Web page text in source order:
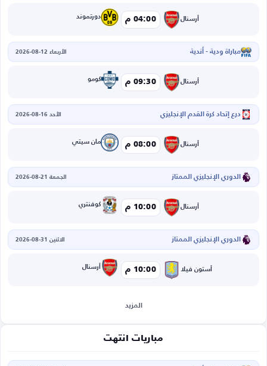
أرسنال 04:00 م دورتموند
مباراة ودية - أندية الأربعاء 12-08-2026
أرسنال 09:30 م كومو
درع إتحاد كرة القدم الإنجليزي الأحد 16-08-2026
أرسنال 08:00 م مان سيتي
الدوري الإنجليزي الممتاز الجمعة 21-08-2026
أرسنال 10:00 م كوفنتري
الدوري الإنجليزي الممتاز الاثنين 31-08-2026
أستون فيلا 10:00 م أرسنال
المزيد
مباريات انتهت